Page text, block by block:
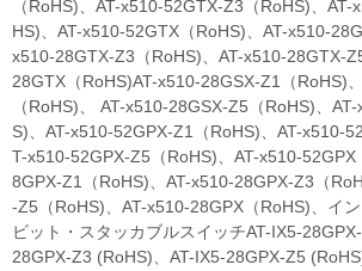
（RoHS)、AT-x510-52GTX-Z3（RoHS)、
HS)、AT-x510-52GTX（RoHS)、AT-x510-
x510-28GTX-Z3（RoHS)、AT-x510-28GTX-
28GTX（RoHS)AT-x510-28GSX-Z1（RoHS)
（RoHS)、 AT-x510-28GSX-Z5（RoHS)、
S)、AT-x510-52GPX-Z1（RoHS)、AT-x510-
T-x510-52GPX-Z5（RoHS)、AT-x510-52GPX
8GPX-Z1（RoHS)、AT-x510-28GPX-Z3（
-Z5（RoHS)、AT-x510-28GPX（RoHS)、イ
ビット・スタッカブルスイッチAT-IX5-
28GPX-Z3 (RoHS)、AT-IX5-28GPX-Z5